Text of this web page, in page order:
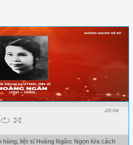
-20:04
liệt sĩ Hoàng Ngân: Ngọn lửa cách